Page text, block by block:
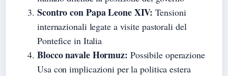
Scontro con Papa Leone XIV: Tensioni
internazionali legate a visite pastorali del
Pontefice in Italia
Blocco navale Hormuz: Possibile operazione
Usa con implicazioni per la politica estera